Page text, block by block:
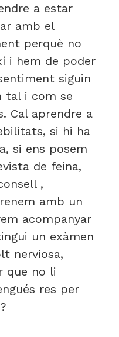
a estar
amb el
perquè no
i hem de poder
siguin
tal i com se
Cal aprendre a
si hi ha
si ens posem
de feina,
,
amb un
acompanyar
un exàmen
nerviosa,
que no li
res per